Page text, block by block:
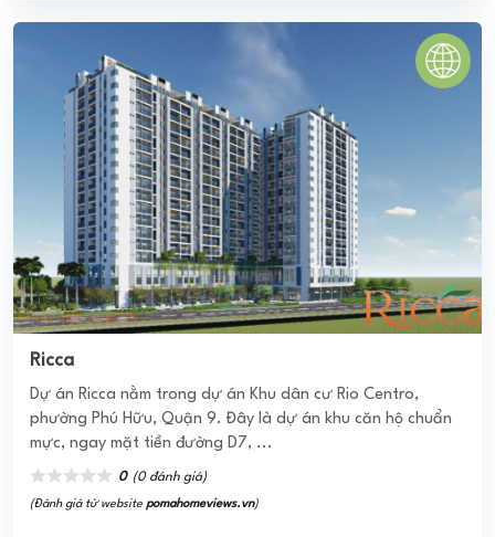
KHU ĐÔ THỊ MỚI SÀI ĐỒNG
Các sản phẩm BĐS luôn là kênh đầu tư hấp dẫn, có nhiều
biến động trên thị trường. Sự xuất hiện của các dự án đã
thu hút đông đảo khách ...
0 (0 đánh giá)
(Đánh giá từ website pomahomeviews.vn)